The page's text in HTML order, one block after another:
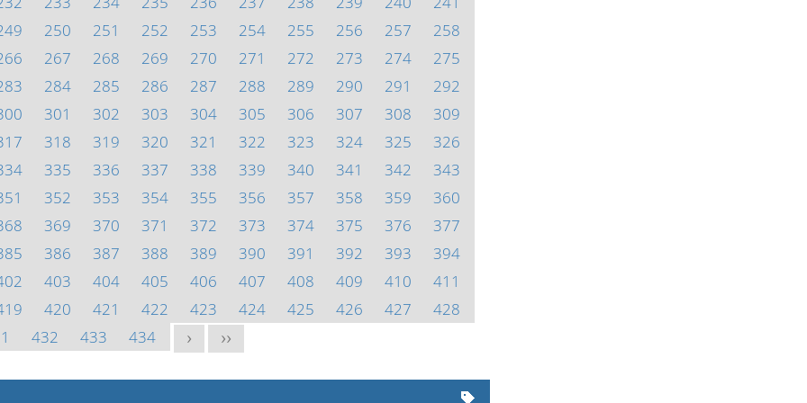
250 251 252 253 254 255 256 257
258
267 268 269 270 271 272 273 274
275
284 285 286 287 288 289 290 291
292
301 302 303 304 305 306 307 308
309
318 319 320 321 322 323 324 325
326
335 336 337 338 339 340 341 342
343
352 353 354 355 356 357 358 359
360
369 370 371 372 373 374 375 376
377
386 387 388 389 390 391 392 393
394
403 404 405 406 407 408 409 410
411
420 421 422 423 424 425 426 427
428
432 433 434 > >>